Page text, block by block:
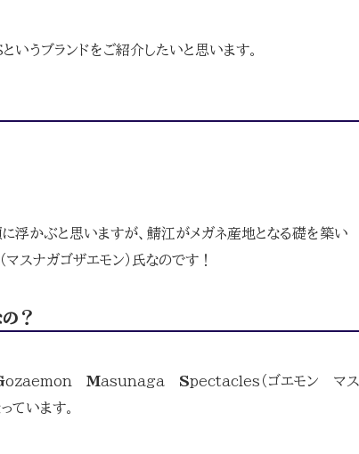
うブランドをご紹介したいと思います。
浮かぶと思いますが、鯖江がメガネ産地となる礎を築い
スナガゴザエモン）氏なのです！
？
ozaemon Masunaga Spectacles（ゴエモン マス
ています。